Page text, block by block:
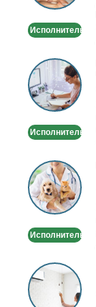
тела
Исполнитель
Репетитор
английского
Онлайн
по
или
Исполнитель
Ветеринарный
врач
-
Выезд
дом
Исполнитель
Установка
кондиционеров
в